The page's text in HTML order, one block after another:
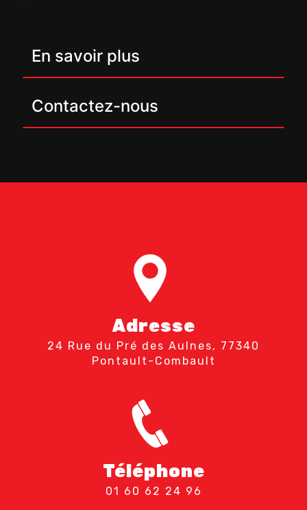
En savoir plus
Contactez-nous
Adresse
24 Rue du Pré des Aulnes, 77340
Pontault-Combault
Téléphone
01 60 62 24 96